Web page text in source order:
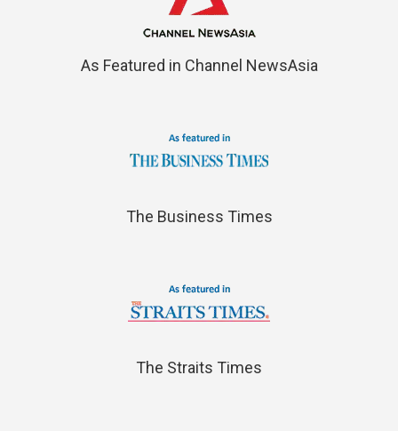
As Featured in Channel NewsAsia
The Business Times
The Straits Times